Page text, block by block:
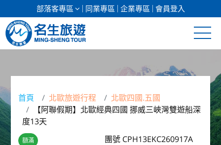
部落客專區 同業專區 企業專區 會員登入
郵輪假期
海島假期
首頁 北歐旅遊行程
北歐四國.五國
【阿聯假期】北歐經典四國 挪威三峽灣雙遊船深
度13天
額滿 團號 CPH13EKC260917A